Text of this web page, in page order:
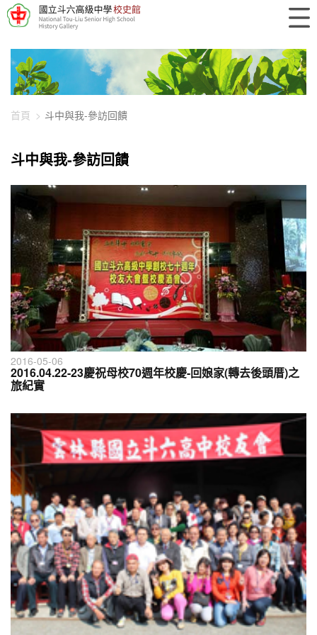
448-1330
首頁 斗中與我-參訪回饋
斗中與我-參訪回饋
2016-05-06
2016.04.22-23慶祝母校70週年校慶-回娘家(轉去後頭厝)之
旅紀實